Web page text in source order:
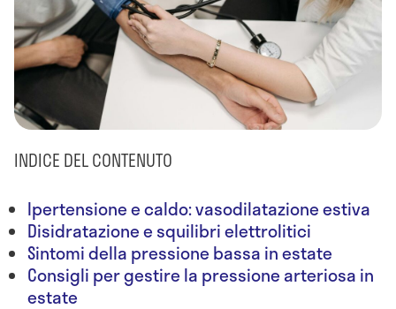
INDICE DEL CONTENUTO
Ipertensione e caldo: vasodilatazione estiva
Disidratazione e squilibri elettrolitici
Sintomi della pressione bassa in estate
Consigli per gestire la pressione arteriosa in
estate